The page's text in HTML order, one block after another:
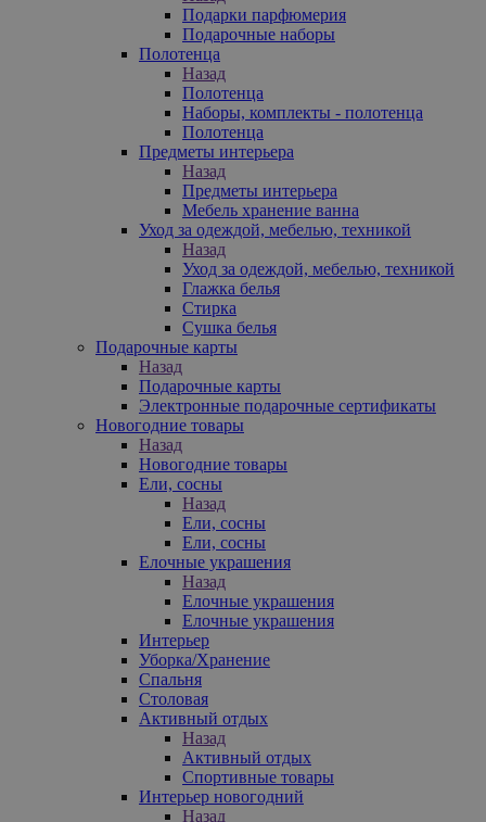
Подарки парфюмерия
Подарочные наборы
Полотенца
Назад
Полотенца
Наборы, комплекты - полотенца
Полотенца
Предметы интерьера
Назад
Предметы интерьера
Мебель хранение ванна
Уход за одеждой, мебелью, техникой
Назад
Уход за одеждой, мебелью, техникой
Глажка белья
Стирка
Сушка белья
Подарочные карты
Назад
Подарочные карты
Электронные подарочные сертификаты
Новогодние товары
Назад
Новогодние товары
Ели, сосны
Назад
Ели, сосны
Ели, сосны
Елочные украшения
Назад
Елочные украшения
Елочные украшения
Интерьер
Уборка/Хранение
Спальня
Столовая
Активный отдых
Назад
Активный отдых
Спортивные товары
Интерьер новогодний
Назад